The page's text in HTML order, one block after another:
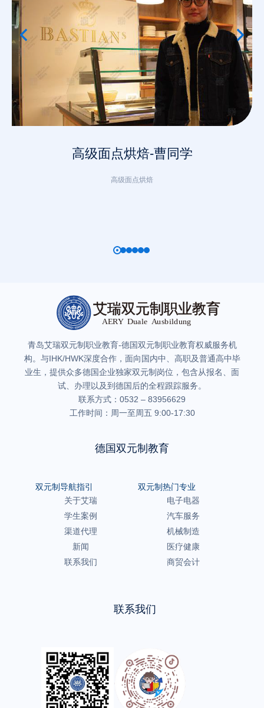
高级面点烘焙-曹同学
高级面点烘焙
青岛艾瑞双元制职业教育-德国双元制职业教育权威服务机
构。与IHK/HWK深度合作，面向国内中、高职及普通高中毕
业生，提供众多德国企业独家双元制岗位，包含从报名、面
试、办理以及到德国后的全程跟踪服务。
联系方式：0532 – 83956629
工作时间：周一至周五 9:00-17:30
德国双元制教育
双元制导航指引
关于艾瑞
学生案例
渠道代理
新闻
联系我们
双元制热门专业
电子电器
汽车服务
机械制造
医疗健康
商贸会计
联系我们